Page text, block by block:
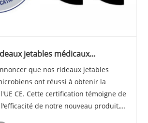
jetables médicaux
que nos rideaux jetables
ont réussi à obtenir la
CE. Cette certification témoigne de
de notre nouveau produit,